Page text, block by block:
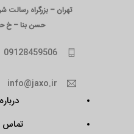
تهران – بزرگراه رسالت
حسن بنا – خ
09128459506
info@jaxo.ir
تماس